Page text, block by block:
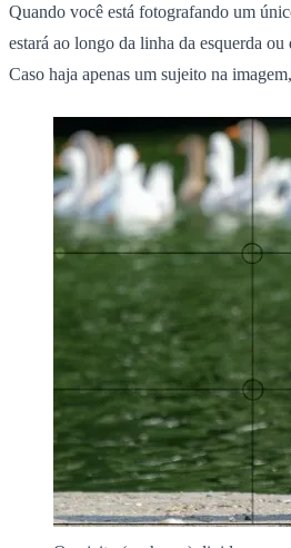
Quando você está fotografando um
estará ao longo da linha da esquerda
Caso haja apenas um sujeito na